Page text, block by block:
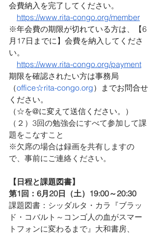
会費納入を完了してください。
https://www.rita-congo.org/member
※年会費の期限が切れている方は、【6
月17日までに】会費を納入してくださ
い。
https://www.rita-congo.org/payment
期限を確認されたい方は事務局
（office☆rita-congo.org）までお問合せ
ください。
（☆を@に変えて送信ください。）
（２）3回の勉強会にすべて参加して課
題をこなすこと
※欠席の場合は録画を共有しますの
で、事前にご連絡ください。
【日程と課題図書】
第1回：6月20日（土）19:00～20:30
課題図書：シッダルタ・カラ『ブラッ
ド・コバルト～コンゴ人の血がスマー
トフォンに変わるまで』大和書房、